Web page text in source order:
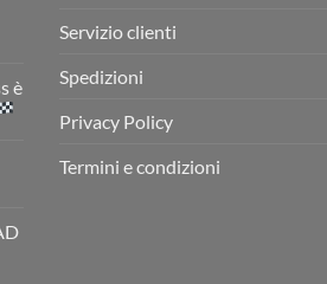
è
Servizio clienti
Spedizioni
Privacy Policy
Termini e condizioni